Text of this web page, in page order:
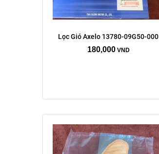
Lọc Gió Axelo 13780-09G50-000
180,000 VND